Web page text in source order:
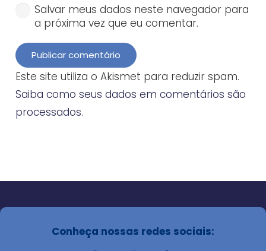
Salvar meus dados neste navegador para
a próxima vez que eu comentar.
Publicar comentário
Este site utiliza o Akismet para reduzir spam.
Saiba como seus dados em comentários são
processados.
Conheça nossas redes sociais: